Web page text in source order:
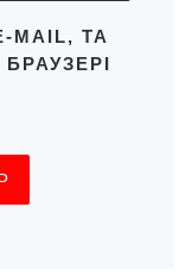
MAIL, ТА